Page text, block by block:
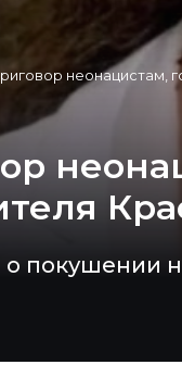
неонацистам,
покушении